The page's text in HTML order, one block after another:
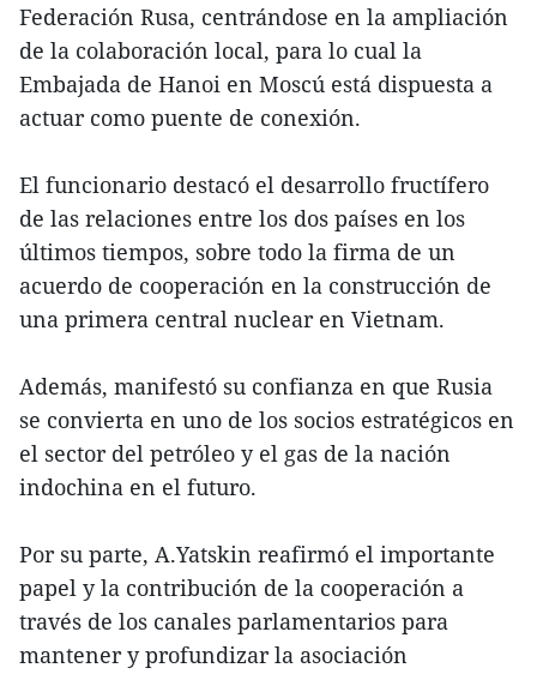
Federación Rusa, centrándose en la ampliación
de la colaboración local, para lo cual la
Embajada de Hanoi en Moscú está dispuesta a
actuar como puente de conexión.
El funcionario destacó el desarrollo fructífero
de las relaciones entre los dos países en los
últimos tiempos, sobre todo la firma de un
acuerdo de cooperación en la construcción de
una primera central nuclear en Vietnam.
Además, manifestó su confianza en que Rusia
se convierta en uno de los socios estratégicos en
el sector del petróleo y el gas de la nación
indochina en el futuro.
Por su parte, A.Yatskin reafirmó el importante
papel y la contribución de la cooperación a
través de los canales parlamentarios para
mantener y profundizar la asociación